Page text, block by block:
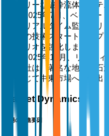
リーな破砕流体システ
2025年7月、ベイカー
リアルタイム監視ソリ
の技術スタートアップ
リオを強化しました。
2025年10月、リバテ
社は、著名な地域の石
じて中東市場への進出
Market Dynamics
市場の推進要因